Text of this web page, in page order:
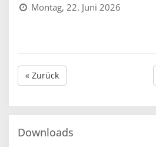
Montag, 22. Juni 2026
« Zurück
Downloads